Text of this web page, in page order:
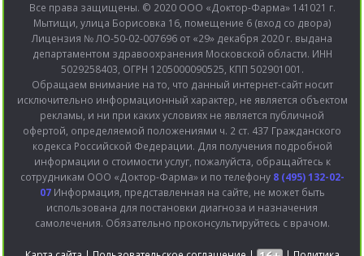
Все права защищены. © 2020 ООО «Доктор-Фарма» 141021 г.
Мытищи, улица Борисовка 16, помещение 6 (вход со двора)
Лицензия № ЛО-50-02-007696 от «29» декабря 2020 г. выдана
департаментом здравоохранения Московской области. ИНН
5029258403, ОГРН 1205000090525, КПП 502901001.
Обращаем внимание на то, что данный интернет-сайт носит
исключительно информационный характер, не является объектом
рекламы, и ни при каких условиях не является публичной
офертой, определяемой положениями ч. 2 ст. 437 Гражданского
кодекса Российской Федерации. Для получения подробной
информации о стоимости услуг, пожалуйста, обращайтесь к
сотрудникам ООО «Доктор-Фарма» и по телефону 8 (495) 132-02-
07Информация, представленная на сайте, не может быть
использована для постановки диагноза и назначения
самолечения. Обязательно проконсультируйтесь с врачом.